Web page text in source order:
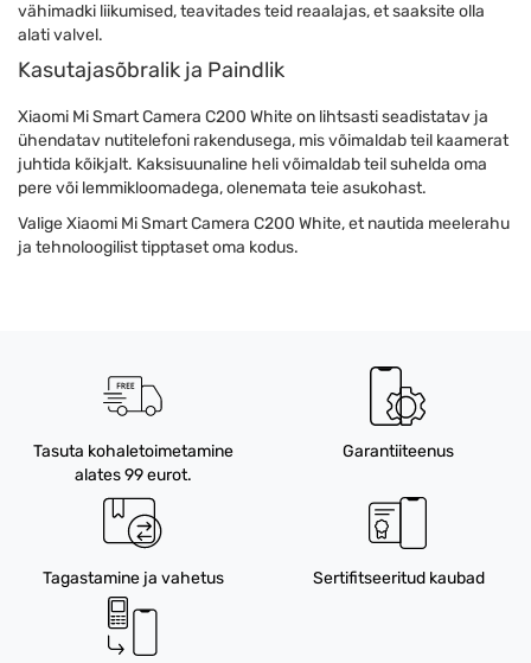
vähimadki liikumised, teavitades teid reaalajas, et saaksite olla
alati valvel.
Kasutajasõbralik ja Paindlik
Xiaomi Mi Smart Camera C200 White on lihtsasti seadistatav ja
ühendatav nutitelefoni rakendusega, mis võimaldab teil kaamerat
juhtida kõikjalt. Kaksisuunaline heli võimaldab teil suhelda oma
pere või lemmikloomadega, olenemata teie asukohast.
Valige Xiaomi Mi Smart Camera C200 White, et nautida meelerahu
ja tehnoloogilist tipptaset oma kodus.
Tasuta kohaletoimetamine
alates 99 eurot.
Garantiiteenus
Tagastamine ja vahetus Sertifitseeritud kaubad